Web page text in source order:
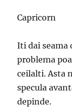
Capricorn
Iti dai seama
problema
ceilalti. Asta
specula
depinde.